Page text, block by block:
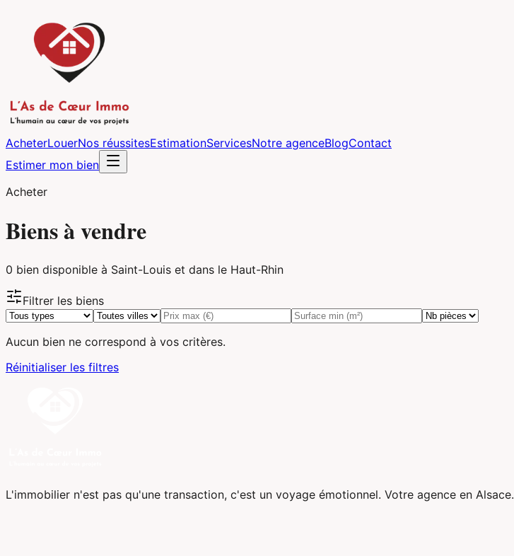
AcheterLouerNos réussitesEstimationServicesNotre agenceBlogContact
Estimer mon bien
Acheter
Biens à vendre
0 bien disponible à Saint-Louis et dans le Haut-Rhin
Filtrer les biens
Aucun bien ne correspond à vos critères.
Réinitialiser les filtres
L'immobilier n'est pas qu'une transaction, c'est un voyage émotionnel. Votre agence en Alsace.